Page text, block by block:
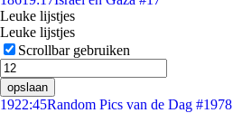
Leuke lijstjes
Leuke lijstjes
Scrollbar gebruiken
opslaan
1922:45Random Pics van de Dag #1978